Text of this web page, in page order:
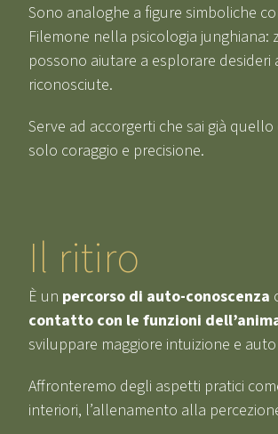
Sono analoghe a figure simboliche
Filemone nella psicologia
possono aiutare a esplorare
riconosciute.
Serve ad accorgerti che sai già
solo coraggio e precisione.
Il ritiro
È un percorso di auto-conoscenza
contatto con le funzioni
sviluppare maggiore intuizione e
Affronteremo degli aspetti pratici
interiori, l’allenamento alla